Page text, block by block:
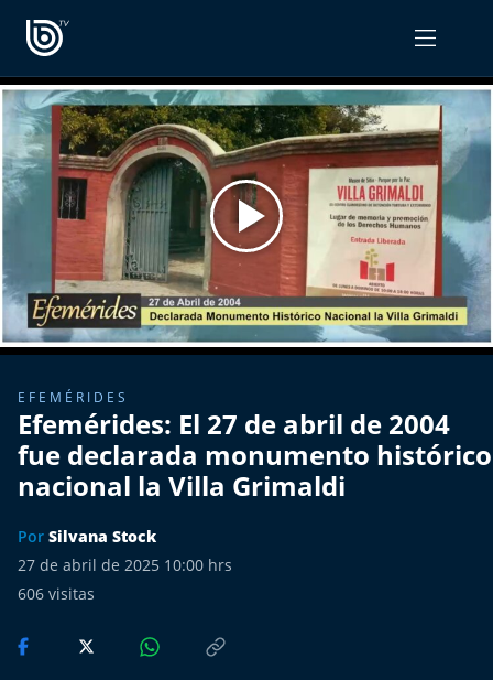
PROGRAMAS
Radiograma
Expreso Bío Bío
Podría Ser Peor
La Entrevista de Tomás Mosciatti
Entrevistas BioBioTV
Comentarios de Tomás Mosciatti
Más de Ti Podcast
Realizadores
OPINIÓN
PODCAST RADIOGRAMA
EFEMÉRIDES
Efemérides: El 27 de abril de 2004
fue declarada monumento histórico
nacional la Villa Grimaldi
Por Silvana Stock
27 de abril de 2025 10:00 hrs
606 visitas